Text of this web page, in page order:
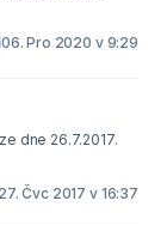
06. Pro 2020 v 9:29
dne 26.7.2017.
27. Čvc 2017 v 16:37